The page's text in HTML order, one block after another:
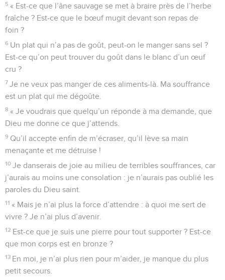
5 « Est-ce que l’âne sauvage se met à braire près de l’herbe
fraîche ? Est-ce que le bœuf mugit devant son repas de
foin ?
6 Un plat qui n’a pas de goût, peut-on le manger sans sel ?
Est-ce qu’on peut trouver du goût dans le blanc d’un œuf
cru ?
7 Je ne veux pas manger de ces aliments-là. Ma souffrance
est un plat qui me dégoûte.
8 « Je voudrais que quelqu’un réponde à ma demande, que
Dieu me donne ce que j’attends.
9 Qu’il accepte enfin de m’écraser, qu’il lève sa main
menaçante et me détruise !
10 Je danserais de joie au milieu de terribles souffrances, car
j’aurais au moins une consolation : je n’aurais pas oublié les
paroles du Dieu saint.
11 « Mais je n’ai plus la force d’attendre : à quoi me sert de
vivre ? Je n’ai plus d’avenir.
12 Est-ce que je suis une pierre pour tout supporter ? Est-ce
que mon corps est en bronze ?
13 En moi, je n’ai plus rien pour m’aider, je manque du plus
petit secours.